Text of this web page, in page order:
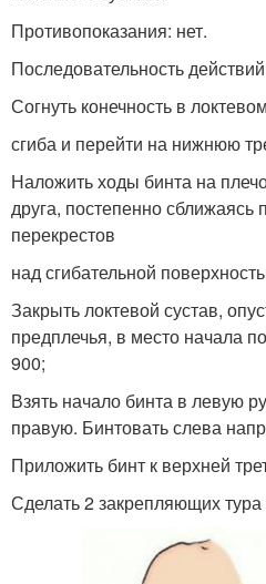
Противопоказания: нет.
Последовательность
Согнуть конечность в локтевом
сгиба и перейти на нижнюю
Наложить ходы бинта на
друга, постепенно
перекрестов
над сгибательной
Закрыть локтевой сустав,
предплечья, в место начала
900;
Взять начало бинта в левую
правую. Бинтовать слева
Приложить бинт к верхней
Сделать 2 закрепляющих тура